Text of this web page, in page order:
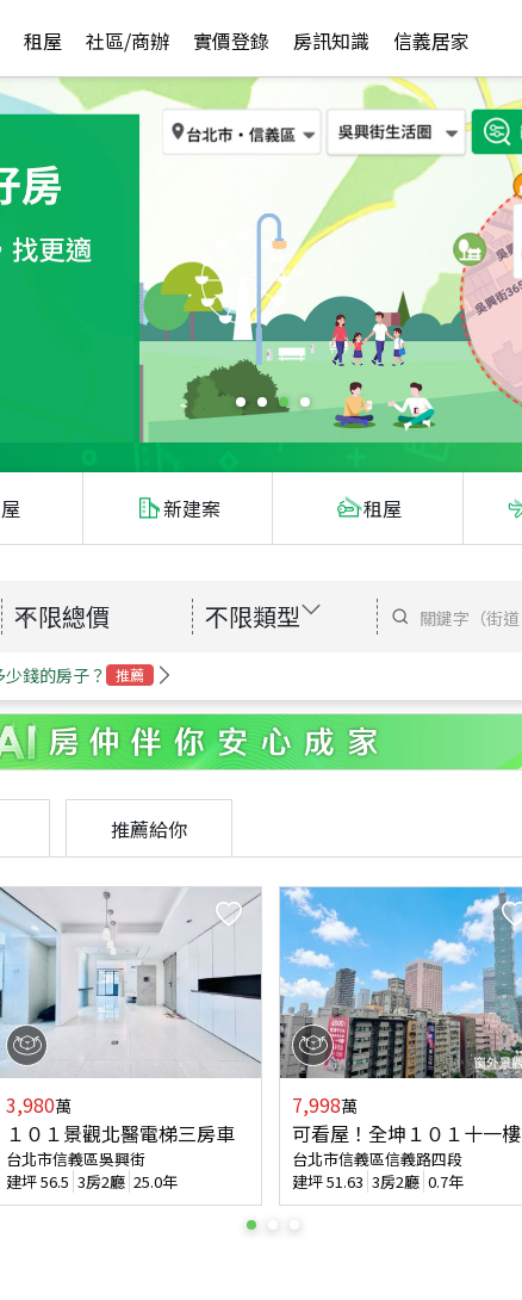
租屋 社區/商辦 實價登錄 房訊知識 信義居家
新建案 租屋
不限總價 不限類型
錢的房子？ 推薦
推薦給你
3,980萬
１０１景觀北醫電梯三房車
台北市信義區吳興街
建坪56.5 3房2廳 25.0年
7,998萬
可看屋！全坤１０１十一樓
台北市信義區信義路四段
建坪51.63 3房2廳 0.7年